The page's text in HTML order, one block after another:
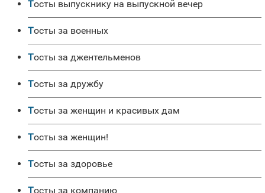
Тосты выпускнику на выпускной вечер
Тосты за военных
Тосты за джентельменов
Тосты за дружбу
Тосты за женщин и красивых дам
Тосты за женщин!
Тосты за здоровье
Тосты за компанию